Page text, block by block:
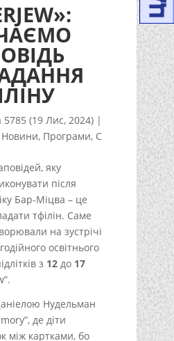
(19 Лис, 2024) |
Новини, Програми, С
яку
після
Бар-Міцва – це
тфілін. Саме
на зустрічі
освітнього
з 12до 17
Нудельман
де діти
між картками, бо